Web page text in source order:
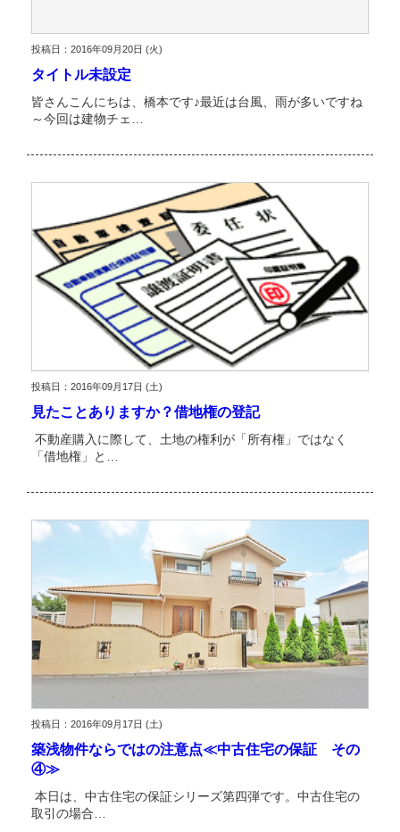
投稿日：2016年09月20日 (火)
タイトル未設定
皆さんこんにちは、橋本です♪最近は台風、雨が多いですね
～今回は建物チェ…
投稿日：2016年09月17日 (土)
見たことありますか？借地権の登記
不動産購入に際して、土地の権利が「所有権」ではなく
「借地権」と…
投稿日：2016年09月17日 (土)
築浅物件ならではの注意点≪中古住宅の保証 その
④≫
本日は、中古住宅の保証シリーズ第四弾です。中古住宅の
取引の場合…